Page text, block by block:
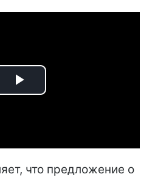
Play
что предложение о